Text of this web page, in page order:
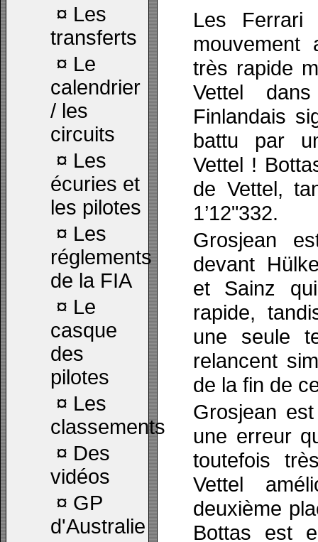
¤ Les
transferts
¤ Le
calendrier
/ les
circuits
¤ Les
écuries et
les pilotes
¤ Les
réglements
de la FIA
¤ Le
casque
des
pilotes
¤ Les
classements
¤ Des
vidéos
¤ GP
d'Australie
Les Ferrari
très rapide
Vettel
Finlandais
battu par
Vettel !
de Vettel,
1’12"332.
Grosjean
devant
et Sainz
rapide,
une seule
relancent
de la fin de
Grosjean
une erreur
toutefois
Vettel
deuxième
Bottas est